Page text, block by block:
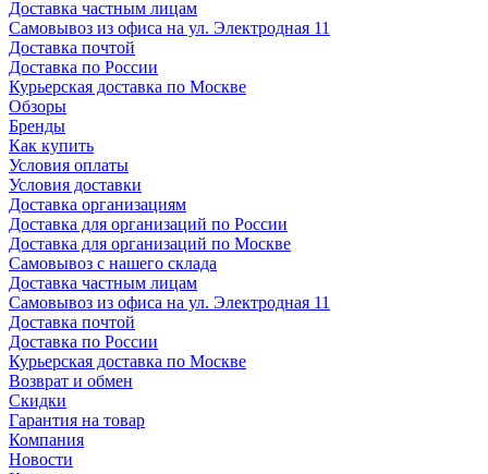
Доставка частным лицам
Самовывоз из офиса на ул. Электродная 11
Доставка почтой
Доставка по России
Курьерская доставка по Москве
Обзоры
Бренды
Как купить
Условия оплаты
Условия доставки
Доставка организациям
Доставка для организаций по России
Доставка для организаций по Москве
Самовывоз с нашего склада
Доставка частным лицам
Самовывоз из офиса на ул. Электродная 11
Доставка почтой
Доставка по России
Курьерская доставка по Москве
Возврат и обмен
Скидки
Гарантия на товар
Компания
Новости